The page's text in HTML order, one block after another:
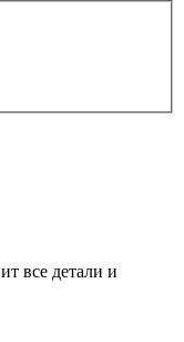
все детали и